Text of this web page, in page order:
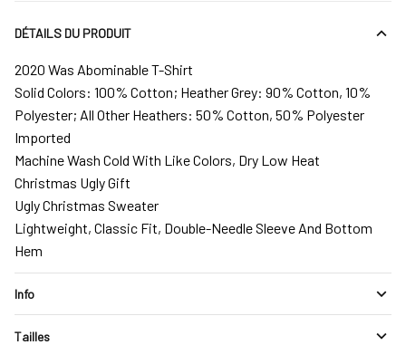
DÉTAILS DU PRODUIT
2020 Was Abominable T-Shirt
Solid Colors: 100% Cotton; Heather Grey: 90% Cotton, 10%
Polyester; All Other Heathers: 50% Cotton, 50% Polyester
Imported
Machine Wash Cold With Like Colors, Dry Low Heat
Christmas Ugly Gift
Ugly Christmas Sweater
Lightweight, Classic Fit, Double-Needle Sleeve And Bottom
Hem
Info
Tailles